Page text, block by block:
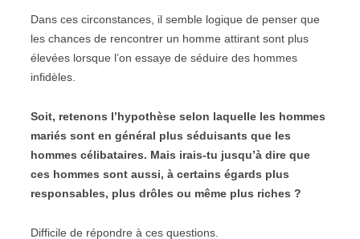
Dans ces circonstances, il semble logique de penser que
les chances de rencontrer un homme attirant sont plus
élevées lorsque l’on essaye de séduire des hommes
infidèles.
Soit, retenons l’hypothèse selon laquelle les hommes
mariés sont en général plus séduisants que les
hommes célibataires. Mais irais-tu jusqu’à dire que
ces hommes sont aussi, à certains égards plus
responsables, plus drôles ou même plus riches ?
Difficile de répondre à ces questions.